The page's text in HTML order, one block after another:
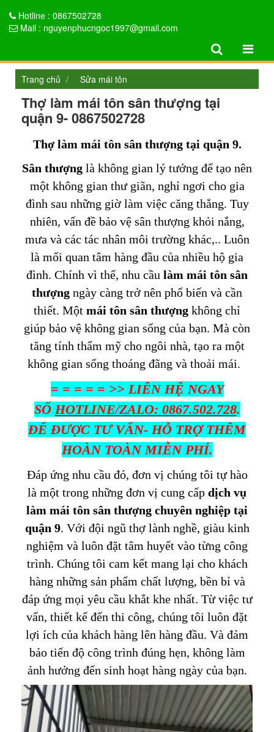
Hotline : 0867502728
Mail : nguyenphucngoc1997@gmail.com
Trang chủ Sửa mái tôn
Thợ làm mái tôn sân thượng tại
quận 9- 0867502728
Thợ làm mái tôn sân thượng tại quận 9.
Sân thượng là không gian lý tưởng để tạo nên
một không gian thư giãn, nghỉ ngơi cho gia
đình sau những giờ làm việc căng thẳng. Tuy
nhiên, vấn đề bảo vệ sân thượng khỏi nắng,
mưa và các tác nhân môi trường khác,.. Luôn
là mối quan tâm hàng đầu của nhiều hộ gia
đình. Chính vì thế, nhu cầu làm mái tôn sân
thượng ngày càng trở nên phổ biến và cần
thiết. Một mái tôn sân thượng không chỉ
giúp bảo vệ không gian sống của bạn. Mà còn
tăng tính thẩm mỹ cho ngôi nhà, tạo ra một
không gian sống thoáng đãng và thoải mái.
= = = = = >> LIÊN HỆ NGAY
SỐ HOTLINE/ZALO: 0867.502.728.
ĐỂ ĐƯỢC TƯ VẤN- HỖ TRỢ THÊM
HOÀN TOÀN MIỄN PHÍ.
Đáp ứng nhu cầu đó, đơn vị chúng tôi tự hào
là một trong những đơn vị cung cấp dịch vụ
làm mái tôn sân thượng chuyên nghiệp tại
quận 9. Với đội ngũ thợ lành nghề, giàu kinh
nghiệm và luôn đặt tâm huyết vào từng công
trình. Chúng tôi cam kết mang lại cho khách
hàng những sản phẩm chất lượng, bền bỉ và
đáp ứng mọi yêu cầu khắt khe nhất. Từ việc tư
vấn, thiết kế đến thi công, chúng tôi luôn đặt
lợi ích của khách hàng lên hàng đầu. Và đảm
bảo tiến độ công trình đúng hẹn, không làm
ảnh hưởng đến sinh hoạt hàng ngày của bạn.